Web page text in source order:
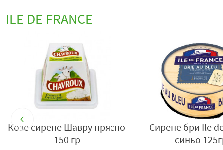
ILE DE FRANCE
Сирене бри Ile de france
синьо 125гр
Аперитив с
De France 100гр